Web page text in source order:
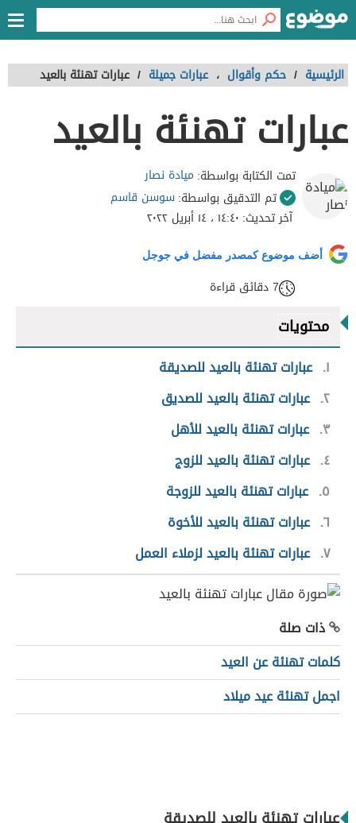
الرئيسية / حكم وأقوال ، عبارات جميلة / عبارات تهنئة بالعيد
عبارات تهنئة بالعيد
تمت الكتابة بواسطة: ميادة نصار
تم التدقيق بواسطة:سوسن قاسم
آخر تحديث: ١٤:٤٠ ، ١٤ أبريل ٢٠٢٢
أضف موضوع كمصدر مفضل في جوجل
7 دقائق قراءة
محتويات
١ عبارات تهنئة بالعيد للصديقة
٢ عبارات تهنئة بالعيد للصديق
٣ عبارات تهنئة بالعيد للأهل
٤ عبارات تهنئة بالعيد للزوج
٥ عبارات تهنئة بالعيد للزوجة
٦ عبارات تهنئة بالعيد للأخوة
٧ عبارات تهنئة بالعيد لزملاء العمل
ذات صلة
كلمات تهنئة عن العيد
اجمل تهنئة عيد ميلاد